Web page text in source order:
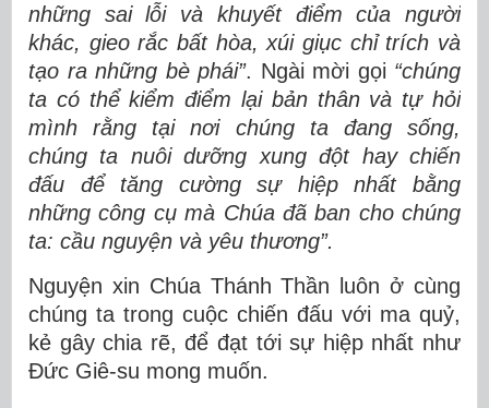
những sai lỗi và khuyết điểm của người
khác, gieo rắc bất hòa, xúi giục chỉ trích và
tạo ra những bè phái”. Ngài mời gọi “chúng
ta có thể kiểm điểm lại bản thân và tự hỏi
mình rằng tại nơi chúng ta đang sống,
chúng ta nuôi dưỡng xung đột hay chiến
đấu để tăng cường sự hiệp nhất bằng
những công cụ mà Chúa đã ban cho chúng
ta: cầu nguyện và yêu thương”.
Nguyện xin Chúa Thánh Thần luôn ở cùng
chúng ta trong cuộc chiến đấu với ma quỷ,
kẻ gây chia rẽ, để đạt tới sự hiệp nhất như
Đức Giê-su mong muốn.